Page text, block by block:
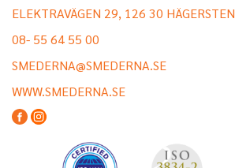
ELEKTRAVÄGEN 29, 126 30 HÄGERSTEN
08- 55 64 55 00
SMEDERNA@SMEDERNA.SE
WWW.SMEDERNA.SE